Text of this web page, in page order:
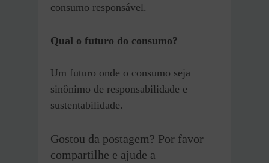
consumo responsável.
Qual o futuro do consumo?
Um futuro onde o consumo seja
sinônimo de responsabilidade e
sustentabilidade.
Gostou da postagem? Por favor
compartilhe e ajude a